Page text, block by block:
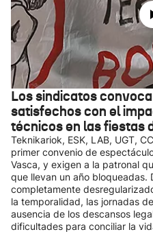
Los sindicatos
satisfechos con el
técnicos en las fiestas
Teknikariok, ESK, LAB, UGT,
primer convenio de
Vasca, y exigen a la patronal
que llevan un año bloqueadas.
completamente
la temporalidad, las jornadas
ausencia de los descansos
dificultades para conciliar la